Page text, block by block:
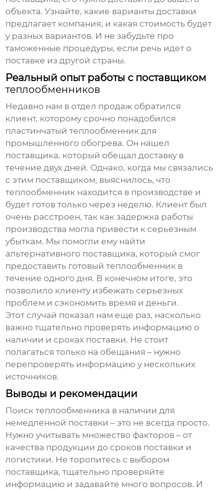
объекта. Узнайте, какие варианты доставки
предлагает компания, и какая стоимость будет
у разных вариантов. И не забудьте про
таможенные процедуры, если речь идет о
поставке из другой страны.
Реальный опыт работы с поставщиком
теплообменников
Недавно нам в отдел продаж обратился
клиент, которому срочно понадобился
пластинчатый теплообменник для
промышленного обогрева. Он нашел
поставщика, который обещал доставку в
течение двух дней. Однако, когда мы связались
с этим поставщиком, выяснилось, что
теплообменник находится в производстве и
будет готов только через неделю. Клиент был
очень расстроен, так как задержка работы
производства могла привести к серьезным
убыткам. Мы помогли ему найти
альтернативного поставщика, который смог
предоставить готовыйтеплообменник в
течение одного дня. В конечном итоге, это
позволило клиенту избежать серьезных
проблем и сэкономить время и деньги.
Этот случай показал нам еще раз, насколько
важно тщательно проверять информацию о
наличии и сроках поставки. Не стоит
полагаться только на обещания – нужно
перепроверять информацию у нескольких
источников.
Выводы и рекомендации
Поисктеплообменника в наличии для
немедленной поставки – это не всегда просто.
Нужно учитывать множество факторов – от
качества продукции до сроков поставки и
логистики. Не торопитесь с выбором
поставщика, тщательно проверяйте
информацию и задавайте много вопросов. И